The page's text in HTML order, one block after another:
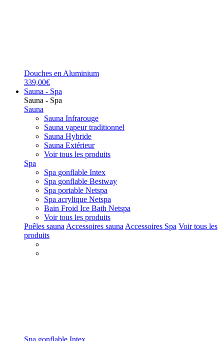
Douches en Aluminium
339,00€
Sauna - Spa
Sauna - Spa
Sauna
Sauna Infrarouge
Sauna vapeur traditionnel
Sauna Hybride
Sauna Extérieur
Voir tous les produits
Spa
Spa gonflable Intex
Spa gonflable Bestway
Spa portable Netspa
Spa acrylique Netspa
Bain Froid Ice Bath Netspa
Voir tous les produits
Poêles sauna Accessoires sauna Accessoires Spa Voir tous les
produits
Spa gonflable Intex